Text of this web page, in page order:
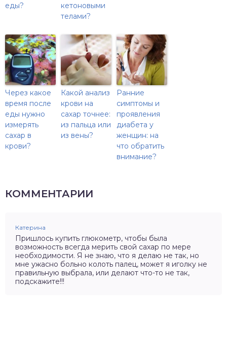
еды?
кетоновыми
телами?
Через какое
время после
еды нужно
измерять
сахар в
крови?
Какой анализ
крови на
сахар точнее:
из пальца или
из вены?
Ранние
симптомы и
проявления
диабета у
женщин: на
что обратить
внимание?
КОММЕНТАРИИ
Катерина
Пришлось купить глюкометр, чтобы была
возможность всегда мерить свой сахар по мере
необходимости. Я не знаю, что я делаю не так, но
мне ужасно больно колоть палец, может я иголку не
правильную выбрала, или делают что-то не так,
подскажите!!!